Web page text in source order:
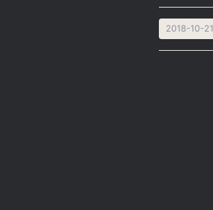
2018-10-21